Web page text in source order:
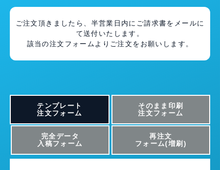
ご注文頂きましたら、半営業日内にご請求書をメールに
て送付いたします。
該当の注文フォームよりご注文をお願いします。
テンプレート
注文フォーム
そのまま印刷
注文フォーム
完全データ
入稿フォーム
再注文
フォーム(増刷)